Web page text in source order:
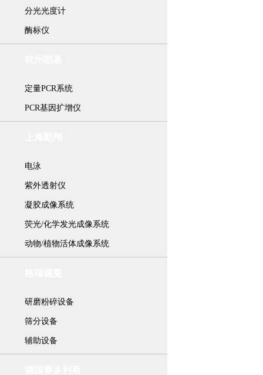
分光光度计
酶标仪
定量PCR系统
PCR基因扩增仪
电泳
紫外透射仪
凝胶成像系统
荧光/化学发光成像系统
动物/植物活体成像系统
研磨粉碎设备
筛分设备
辅助设备